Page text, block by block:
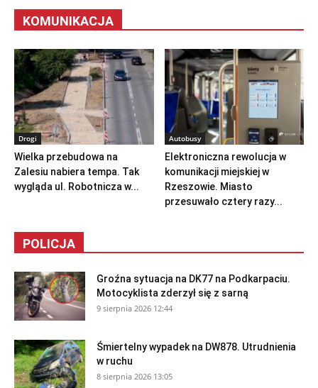
KOMUNIKACJA
Drogi
Wielka przebudowa na
Zalesiu nabiera tempa. Tak
wygląda ul. Robotnicza w...
Autobusy
Elektroniczna rewolucja w
komunikacji miejskiej w
Rzeszowie. Miasto
przesuwało cztery razy...
POLICJA
Groźna sytuacja na DK77 na Podkarpaciu.
Motocyklista zderzył się z sarną
9 sierpnia 2026 12:44
Śmiertelny wypadek na DW878. Utrudnienia
w ruchu
8 sierpnia 2026 13:05